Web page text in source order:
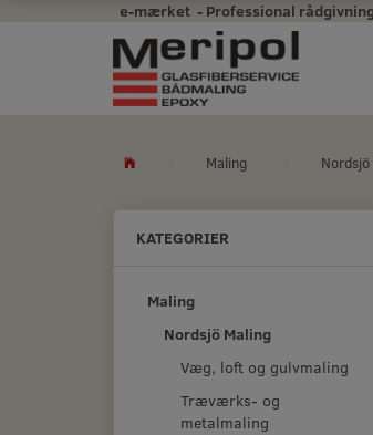
e-mærket - Professional
Maling
KATEGORIER
Maling
Nordsjö Maling
Væg, loft og gulvmaling
Træværks- og
metalmaling